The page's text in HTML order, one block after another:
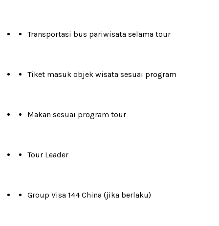
Transportasi bus pariwisata selama tour
Tiket masuk objek wisata sesuai program
Makan sesuai program tour
Tour Leader
Group Visa 144 China (jika berlaku)